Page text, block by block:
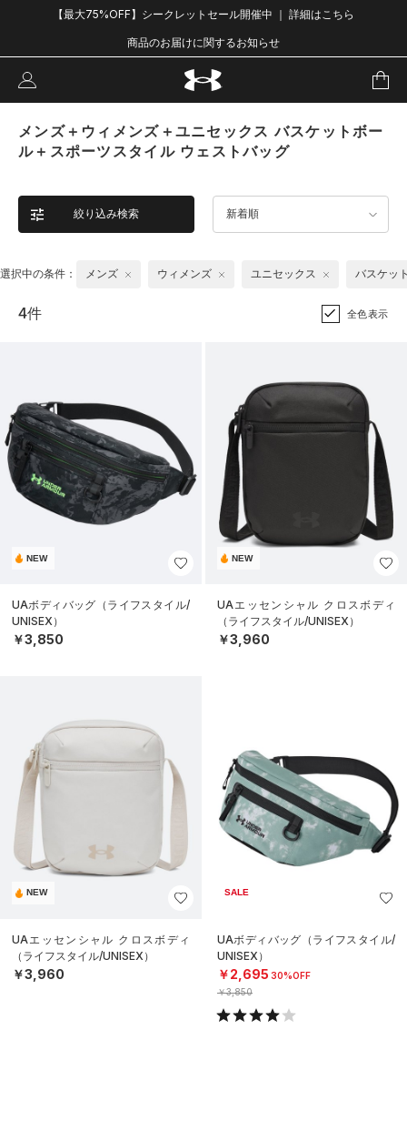
【最大75%OFF】シークレットセール開催中 ｜ 詳細はこちら
商品のお届けに関するお知らせ
メンズ＋ウィメンズ＋ユニセックス バスケットボー
ル＋スポーツスタイル ウェストバッグ
絞り込み検索 新着順
選択中の条件： メンズ ウィメンズ ユニセックス バスケッ
4件 全色表示
NEW
UAボディバッグ（ライフスタイル/
UNISEX）
￥3,850
NEW
UAエッセンシャル クロスボディ
（ライフスタイル/UNISEX）
￥3,960
NEW
UAエッセンシャル クロスボディ
（ライフスタイル/UNISEX）
￥3,960
SALE
UAボディバッグ（ライフスタイル/
UNISEX）
￥2,695 30%OFF
￥3,850